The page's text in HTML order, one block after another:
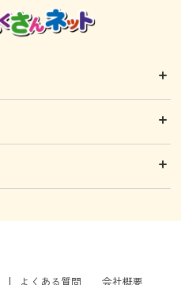
よくある質問 会社概要